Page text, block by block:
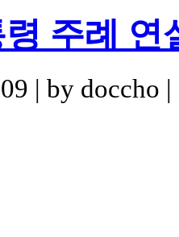
주례 연
| by doccho |